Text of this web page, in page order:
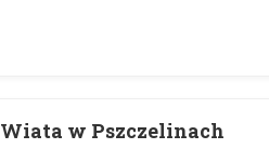
Wiata w Pszczelinach